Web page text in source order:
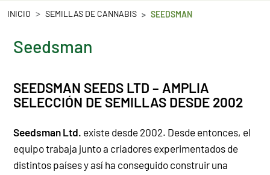
INICIO SEMILLAS DE CANNABIS SEEDSMAN
Seedsman
SEEDSMAN SEEDS LTD – AMPLIA
SELECCIÓN DE SEMILLAS DESDE 2002
Seedsman Ltd. existe desde 2002. Desde entonces, el
equipo trabaja junto a criadores experimentados de
distintos países y así ha conseguido construir una